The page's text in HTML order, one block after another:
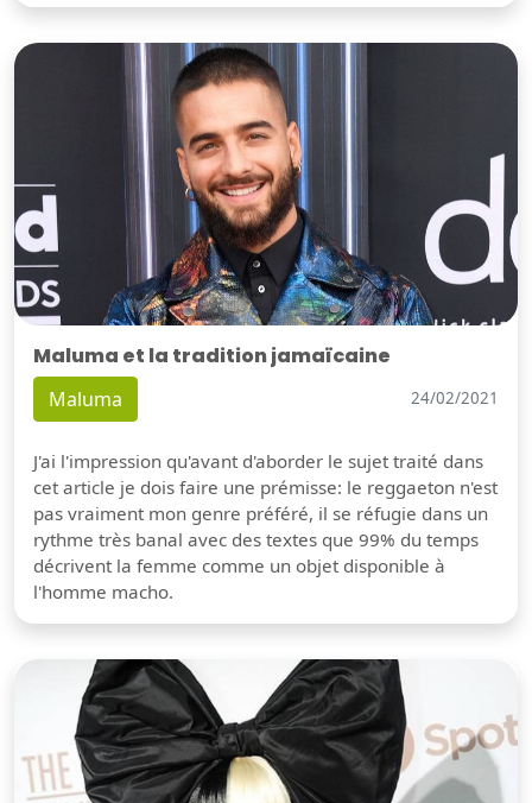
Maluma et la tradition jamaïcaine
Maluma 24/02/2021
J'ai l'impression qu'avant d'aborder le sujet traité dans
cet article je dois faire une prémisse: le reggaeton n'est
pas vraiment mon genre préféré, il se réfugie dans un
rythme très banal avec des textes que 99% du temps
décrivent la femme comme un objet disponible à
l'homme macho.